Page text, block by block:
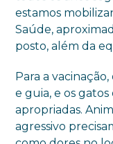
estamos
Saúde,
posto, além da
Para a
e guia, e os
apropriadas.
agressivo